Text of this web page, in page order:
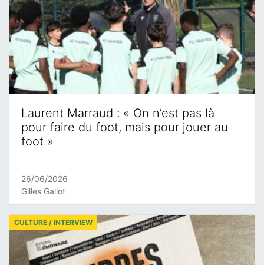
Laurent Marraud : « On n’est pas là
pour faire du foot, mais pour jouer au
foot »
26/06/2026
Gilles Gallot
CULTURE / INTERVIEW